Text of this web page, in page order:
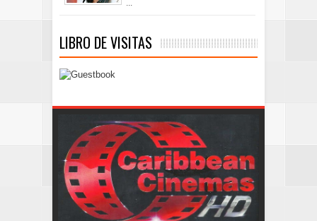
LIBRO DE VISITAS